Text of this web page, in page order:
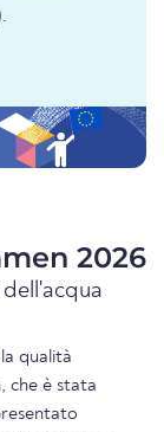
2026
qualità
che è stata